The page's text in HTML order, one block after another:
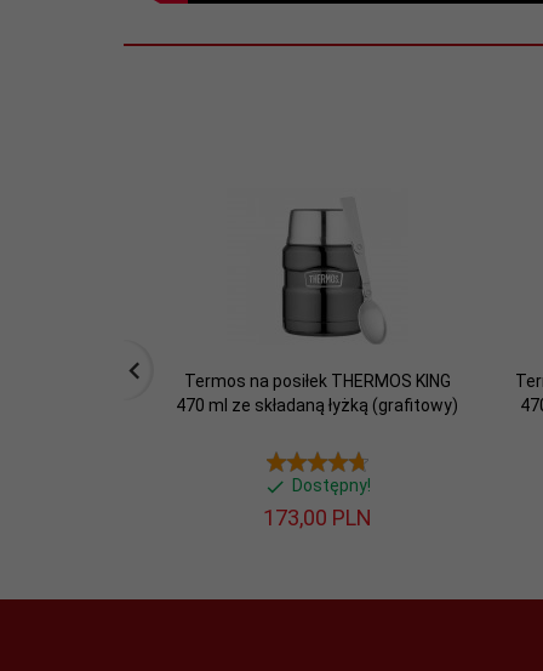
470 ml
Kolor
miedziany
stal nierdzewna
Termos na posiłek THERMOS KING
470 ml ze składaną łyżką (grafitowy)
Dostępny!
173,00 PLN